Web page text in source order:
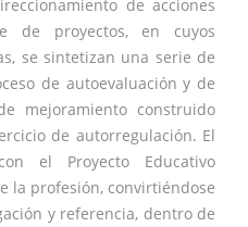
de acciones
de proyectos, en cuyos
se sintetizan una serie de
de autoevaluación y de
mejoramiento construido
de autorregulación. El
el Proyecto Educativo
la profesión, convirtiéndose
y referencia, dentro de